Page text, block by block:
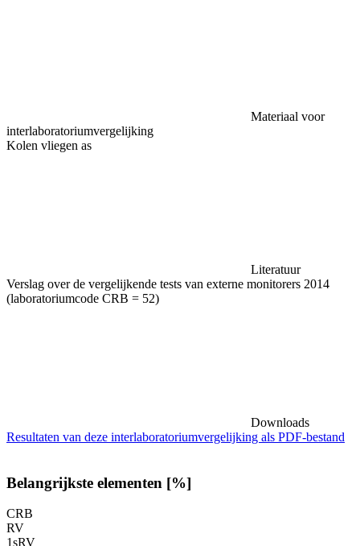
Materiaal voor
interlaboratoriumvergelijking
Kolen vliegen as
Literatuur
Verslag over de vergelijkende tests van externe monitorers 2014
(laboratoriumcode CRB = 52)
Downloads
Resultaten van deze interlaboratoriumvergelijking als PDF-bestand
Belangrijkste elementen [%]
CRB
RV
1sRV